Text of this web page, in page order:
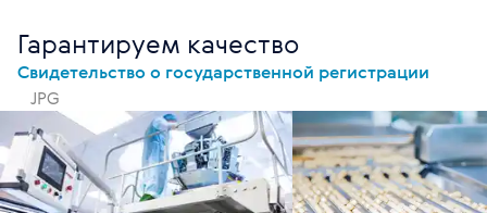
Гарантируем качество
Свидетельство о государственной регистрации
JPG